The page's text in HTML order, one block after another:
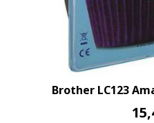
Brother LC123